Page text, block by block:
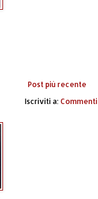
Post più recente
Iscriviti a: